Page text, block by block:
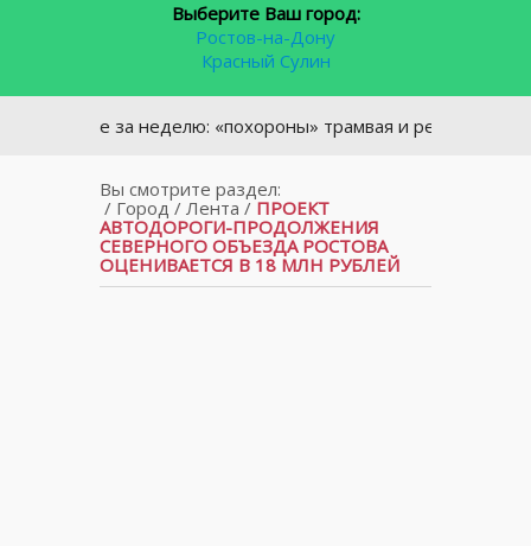
Выберите Ваш город:
Ростов-на-Дону
Красный Сулин
за неделю: «похороны» трамвая и ремонт на мосту
Вы смотрите раздел:
/ Город/ Лента / ПРОЕКТ
АВТОДОРОГИ-ПРОДОЛЖЕНИЯ
СЕВЕРНОГО ОБЪЕЗДА РОСТОВА
ОЦЕНИВАЕТСЯ В 18 МЛН РУБЛЕЙ